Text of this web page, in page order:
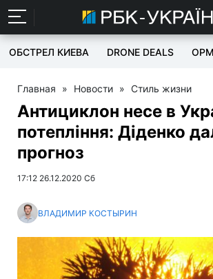
ОБСТРЕЛ КИЕВА DRONE DEALS
Главная » Новости » Стиль жизни
Антициклон несе в
потепління: Діденко
прогноз
17:12 26.12.2020 Сб
ВЛАДИМИР КОСТЫРИН